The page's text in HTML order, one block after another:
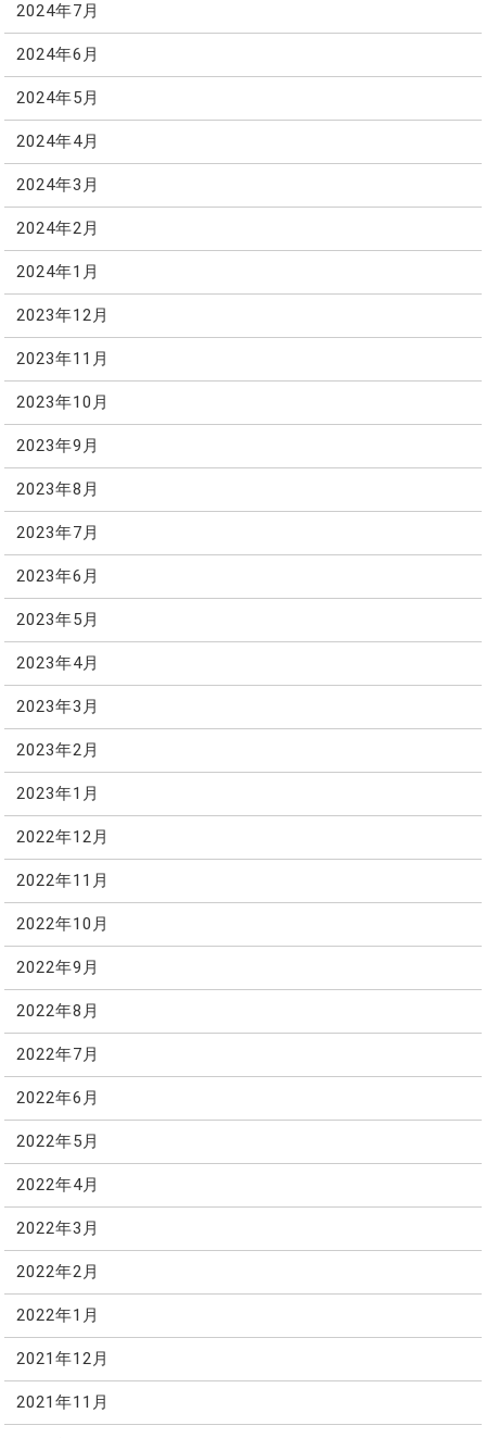
2024年7月
2024年6月
2024年5月
2024年4月
2024年3月
2024年2月
2024年1月
2023年12月
2023年11月
2023年10月
2023年9月
2023年8月
2023年7月
2023年6月
2023年5月
2023年4月
2023年3月
2023年2月
2023年1月
2022年12月
2022年11月
2022年10月
2022年9月
2022年8月
2022年7月
2022年6月
2022年5月
2022年4月
2022年3月
2022年2月
2022年1月
2021年12月
2021年11月